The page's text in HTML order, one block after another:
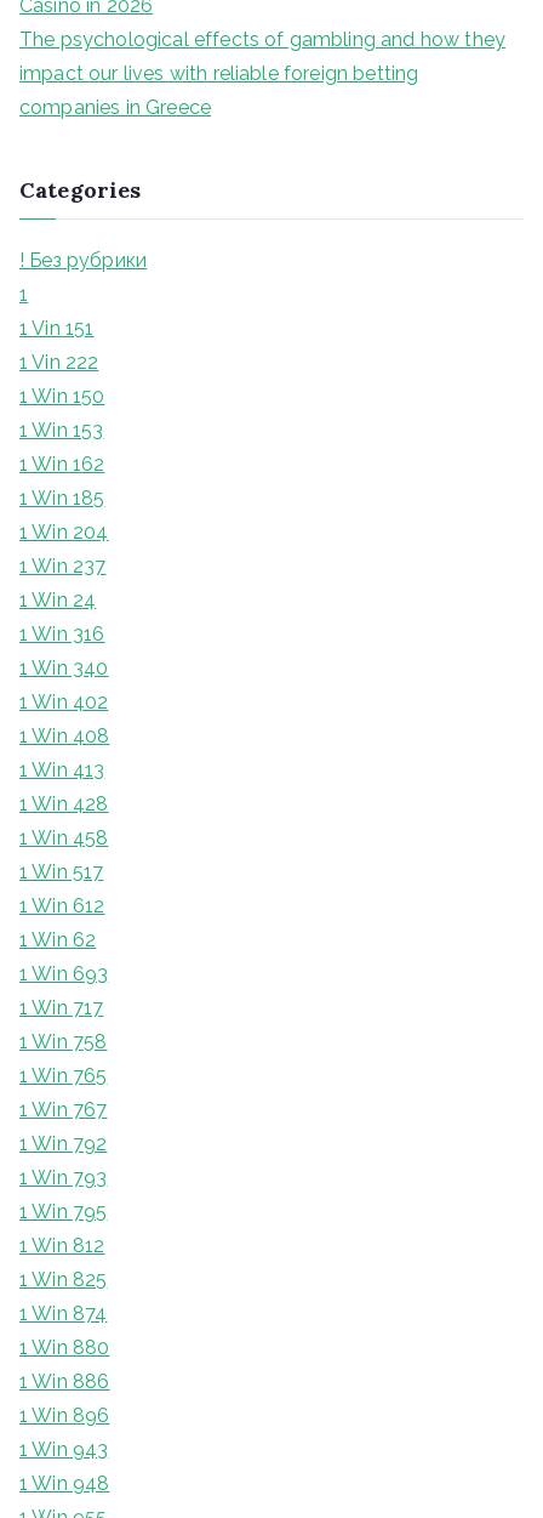
Casino in 2026
The psychological effects of gambling and how they
impact our lives with reliable foreign betting
companies in Greece
Categories
! Без рубрики
1
1 Vin 151
1 Vin 222
1 Win 150
1 Win 153
1 Win 162
1 Win 185
1 Win 204
1 Win 237
1 Win 24
1 Win 316
1 Win 340
1 Win 402
1 Win 408
1 Win 413
1 Win 428
1 Win 458
1 Win 517
1 Win 612
1 Win 62
1 Win 693
1 Win 717
1 Win 758
1 Win 765
1 Win 767
1 Win 792
1 Win 793
1 Win 795
1 Win 812
1 Win 825
1 Win 874
1 Win 880
1 Win 886
1 Win 896
1 Win 943
1 Win 948